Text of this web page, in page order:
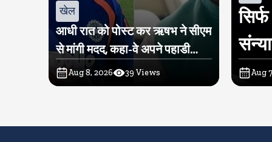
खेल
आधी रात को पोस्ट कर ऋषभ ने सीएम
से मांगी मदद, कहा-वे अपने पहाडी
लोगों के बीच लौटना चाहते हैं
Aug 8, 2026 39 Views Aug